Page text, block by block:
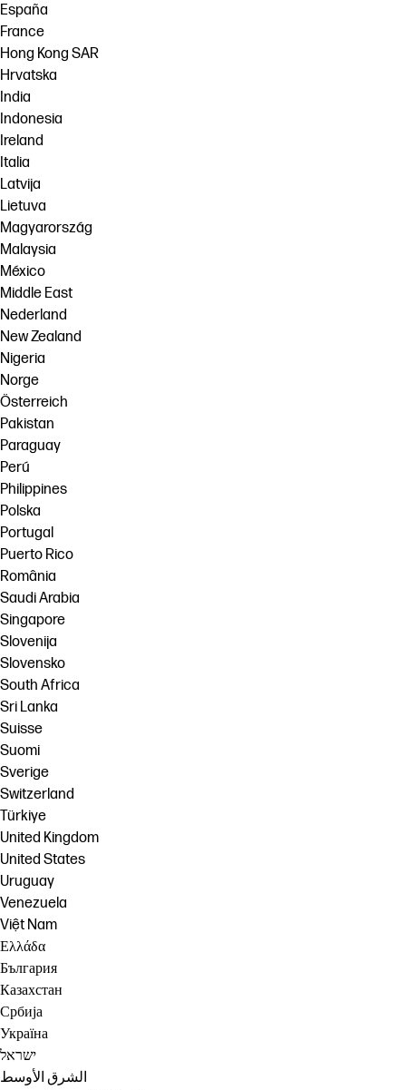
España
France
Hong Kong SAR
Hrvatska
India
Indonesia
Ireland
Italia
Latvija
Lietuva
Magyarország
Malaysia
México
Middle East
Nederland
New Zealand
Nigeria
Norge
Österreich
Pakistan
Paraguay
Perú
Philippines
Polska
Portugal
Puerto Rico
România
Saudi Arabia
Singapore
Slovenija
Slovensko
South Africa
Sri Lanka
Suisse
Suomi
Sverige
Switzerland
Türkiye
United Kingdom
United States
Uruguay
Venezuela
Việt Nam
Ελλάδα
България
Казахстан
Србија
Україна
ישראל
الشرق الأوسط